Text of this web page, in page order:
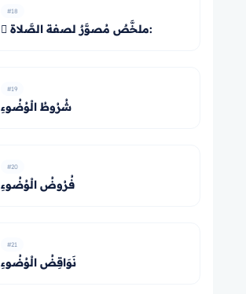
#18
 ملخَّصٌ مُصوَّرٌ لصفة الصَّلاة:
#19
شُرُوطُ الْوُضُوءِ
#20
فُرُوضُ الْوُضُوءِ
#21
نَوَاقِضُ الْوُضُوءِ